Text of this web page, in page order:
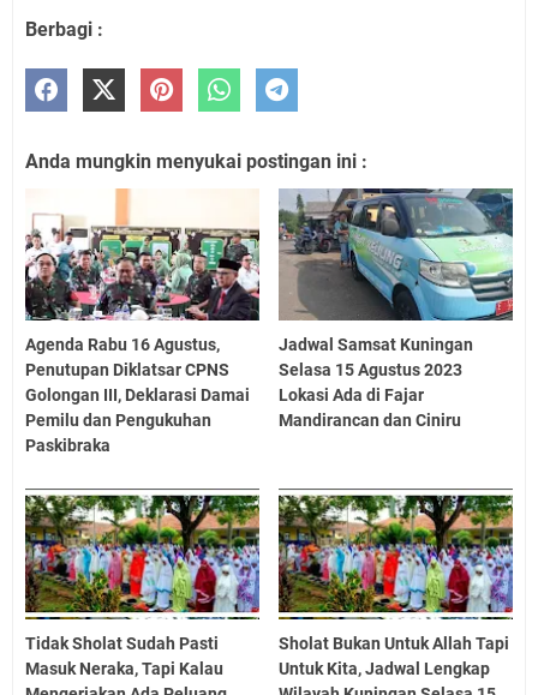
Berbagi :
Anda mungkin menyukai postingan ini :
Agenda Rabu 16 Agustus,
Penutupan Diklatsar CPNS
Golongan III, Deklarasi Damai
Pemilu dan Pengukuhan
Paskibraka
Jadwal Samsat Kuningan
Selasa 15 Agustus 2023
Lokasi Ada di Fajar
Mandirancan dan Ciniru
Tidak Sholat Sudah Pasti
Masuk Neraka, Tapi Kalau
Sholat Bukan Untuk Allah Tapi
Untuk Kita, Jadwal Lengkap